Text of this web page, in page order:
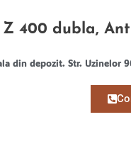
Z 400 dubla,
din depozit. Str. Uzinelor